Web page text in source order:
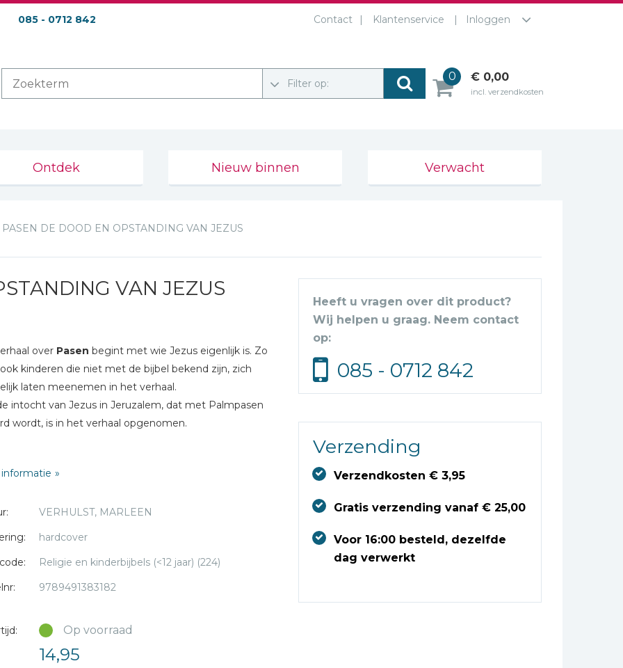
085 - 0712 842 Contact Klantenservice Inloggen
Filter op:
0 € 0,00
incl. verzendkosten
Ontdek Nieuw binnen Verwacht
PASEN DE DOOD EN OPSTANDING VAN JEZUS
VAN JEZUS
over Pasen begint met wie Jezus eigenlijk is. Zo
kinderen die niet met de bijbel bekend zijn, zich
laten meenemen in het verhaal.
intocht van Jezus in Jeruzalem, dat met Palmpasen
wordt, is in het verhaal opgenomen.
weten vast te leggen, alsof ze er zelf bij was.
zoveel te zien.
Het wordt al sinds jaren veelvuldig voorgelezen
en kinderdagverblijven, buurtgericht kinderwerk,
VERHULST, MARLEEN
hardcover
Religie en kinderbijbels (<12 jaar) (224)
9789491383182
Op voorraad
14,95
Heeft u vragen over dit product?
Wij helpen u graag. Neem contact
op:
085 - 0712 842
Verzending
Verzendkosten € 3,95
Gratis verzending vanaf € 25,00
Voor 16:00 besteld, dezelfde
dag verwerkt